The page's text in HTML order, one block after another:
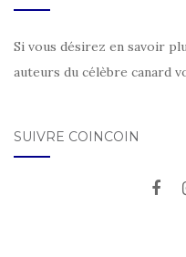
Si vous désirez en savoir
auteurs du célèbre canard
SUIVRE COINCOIN